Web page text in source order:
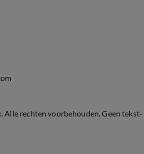
Alle rechten voorbehouden. Geen tekst-